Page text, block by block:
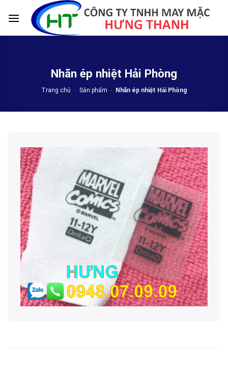
Nhãn ép nhiệt Hải Phòng
Trang chủ - Sản phẩm - Nhãn ép nhiệt Hải Phòng